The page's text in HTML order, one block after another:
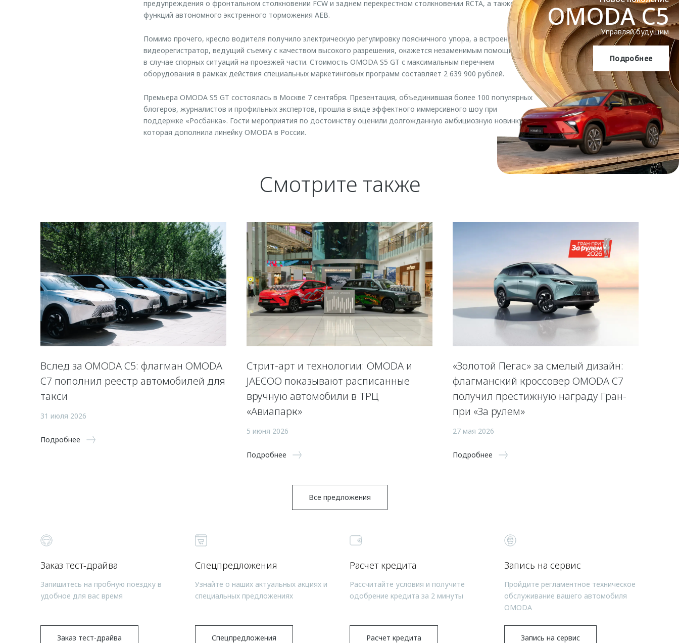
OMODA C5
OMODA C5
Управляй будущим
Подробнее
предупреждения о фронтальном столкновении FCW и заднем перекрестном столкновении RCTA, а также
функций автономного экстренного торможения AEB.
Помимо прочего, кресло водителя получило электрическую регулировку поясничного упора, а встроенный
видеорегистратор, ведущий съемку с качеством высокого разрешения, окажется незаменимым помощником
в случае спорных ситуаций на проезжей части. Стоимость OMODA S5 GT с максимальным перечнем
оборудования в рамках действия специальных маркетинговых программ составляет 2 639 900 рублей.
Премьера OMODA S5 GT состоялась в Москве 7 сентября. Презентация, объединившая более 100 популярных
блогеров, журналистов и профильных экспертов, прошла в виде эффектного иммерсивного шоу при
поддержке «Росбанка». Гости мероприятия по достоинству оценили долгожданную амбициозную новинку,
которая дополнила линейку OMODA в России.
Смотрите также
Вслед за OMODA C5: флагман OMODA
C7 пополнил реестр автомобилей для
такси
31 июля 2026
Подробнее
Стрит-арт и технологии: OMODA и
JAECOO показывают расписанные
вручную автомобили в ТРЦ
«Авиапарк»
5 июня 2026
Подробнее
«Золотой Пегас» за смелый дизайн:
флагманский кроссовер OMODA C7
получил престижную награду Гран-
при «За рулем»
27 мая 2026
Подробнее
Все предложения
Заказ тест-драйва
Запишитесь на пробную поездку в
удобное для вас время
Заказ тест-драйва
Спецпредложения
Узнайте о наших актуальных акциях и
специальных предложениях
Спецпредложения
Расчет кредита
Рассчитайте условия и получите
одобрение кредита за 2 минуты
Расчет кредита
Запись на сервис
Пройдите регламентное техническое
обслуживание вашего автомобиля
OMODA
Запись на сервис